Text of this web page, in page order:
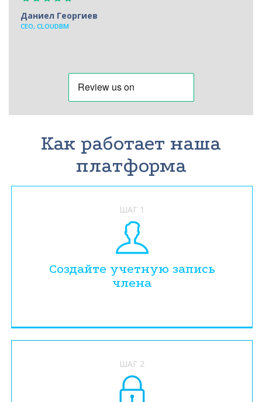
Даниел Георгиев
CEO, CLOUDBM
Как работает наша
платформа
ШАГ 1
Создайте учетную запись
члена
ШАГ 2